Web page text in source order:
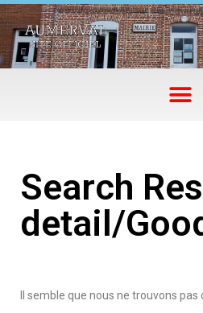
Search
detail/
Il semble que nous ne trouvons pas